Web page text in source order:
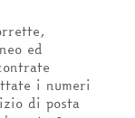
ed
i numeri
di posta